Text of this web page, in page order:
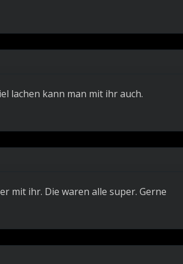
lachen kann man mit ihr auch.
mit ihr. Die waren alle super. Gerne